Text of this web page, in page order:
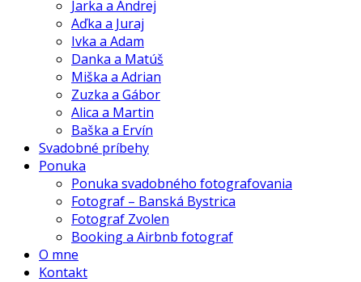
Jarka a Andrej
Aďka a Juraj
Ivka a Adam
Danka a Matúš
Miška a Adrian
Zuzka a Gábor
Alica a Martin
Baška a Ervín
Svadobné príbehy
Ponuka
Ponuka svadobného fotografovania
Fotograf – Banská Bystrica
Fotograf Zvolen
Booking a Airbnb fotograf
O mne
Kontakt